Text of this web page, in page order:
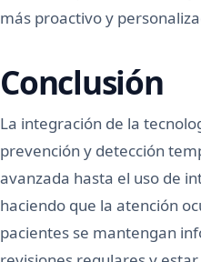
más proactivo y
Conclusión
La integración de la
prevención y detección
avanzada hasta el uso de
haciendo que la atención
pacientes se mantengan